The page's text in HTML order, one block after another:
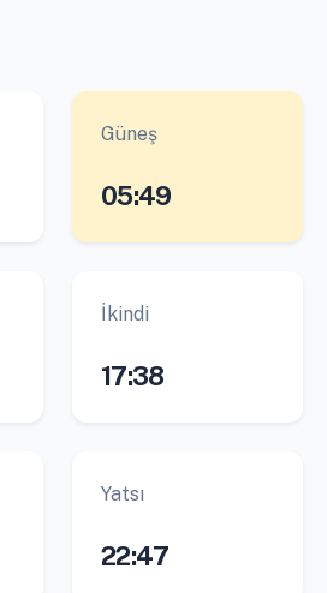
Güneş
05:49
İkindi
17:38
Yatsı
22:47